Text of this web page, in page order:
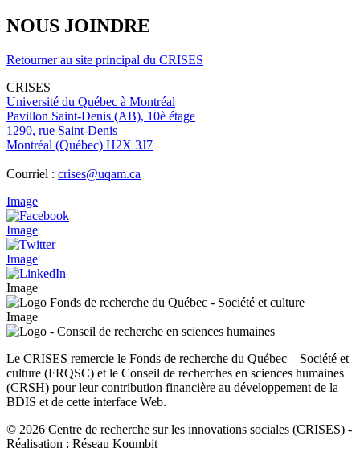
NOUS JOINDRE
Retourner au site principal du CRISES
CRISES
Université du Québec à Montréal
Pavillon Saint-Denis (AB), 10è étage
1290, rue Saint-Denis
Montréal (Québec) H2X 3J7
Courriel : crises@uqam.ca
Image
Image
Image
Image
Image
Le CRISES remercie le Fonds de recherche du Québec – Société et
culture (FRQSC) et le Conseil de recherches en sciences humaines
(CRSH) pour leur contribution financière au développement de la
BDIS et de cette interface Web.
© 2026 Centre de recherche sur les innovations sociales (CRISES) -
Réalisation : Réseau Koumbit